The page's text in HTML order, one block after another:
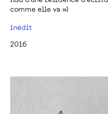
comme elle va »)
inédit
2016